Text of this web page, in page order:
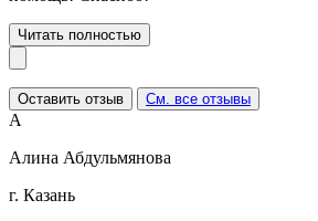
Читать полностью
Оставить отзыв См. все отзывы
А
Алина Абдульмянова
г. Казань